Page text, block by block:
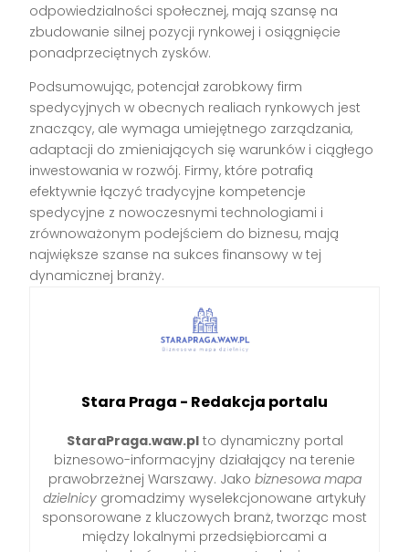
odpowiedzialności społecznej, mają szansę na
zbudowanie silnej pozycji rynkowej i osiągnięcie
ponadprzeciętnych zysków.
Podsumowując, potencjał zarobkowy firm
spedycyjnych w obecnych realiach rynkowych jest
znaczący, ale wymaga umiejętnego zarządzania,
adaptacji do zmieniających się warunków i ciągłego
inwestowania w rozwój. Firmy, które potrafią
efektywnie łączyć tradycyjne kompetencje
spedycyjne z nowoczesnymi technologiami i
zrównoważonym podejściem do biznesu, mają
największe szanse na sukces finansowy w tej
dynamicznej branży.
Stara Praga - Redakcja portalu
StaraPraga.waw.plto dynamiczny portal
biznesowo-informacyjny działający na terenie
prawobrzeżnej Warszawy. Jako biznesowa mapa
dzielnicy gromadzimy wyselekcjonowane artykuły
sponsorowane z kluczowych branż, tworząc most
między lokalnymi przedsiębiorcami a